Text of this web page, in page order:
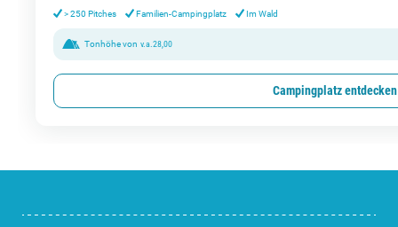
> 250 Pitches Familien-Campingplatz Im Wald
Tonhöhe von v.a.28,00
Campingplatz entdecken